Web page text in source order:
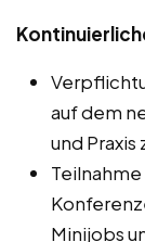
auf dem
und
Minijobs